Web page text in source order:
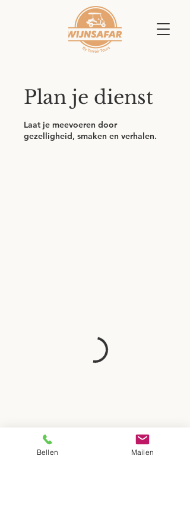
Plan je dienst
Laat je meevoeren door
gezelligheid, smaken en verhalen.
Bellen Mailen